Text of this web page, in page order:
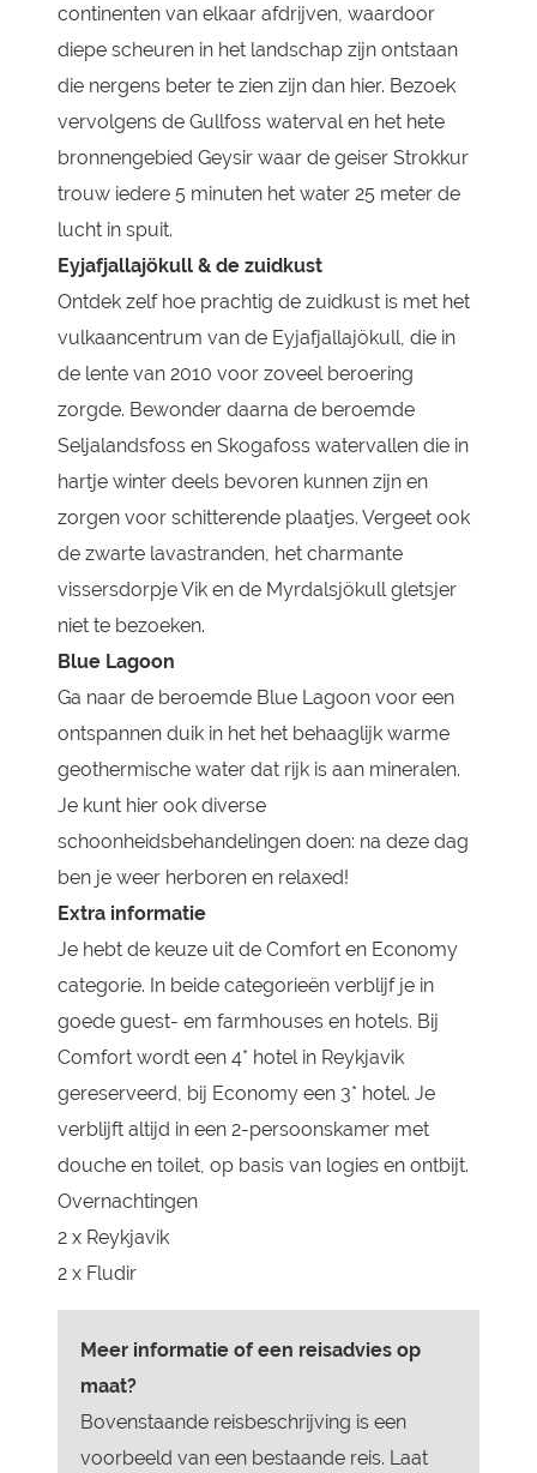
continenten van elkaar afdrijven, waardoor
diepe scheuren in het landschap zijn ontstaan
die nergens beter te zien zijn dan hier. Bezoek
vervolgens de Gullfoss waterval en het hete
bronnengebied Geysir waar de geiser Strokkur
trouw iedere 5 minuten het water 25 meter de
lucht in spuit.
Eyjafjallajökull & de zuidkust
Ontdek zelf hoe prachtig de zuidkust is met het
vulkaancentrum van de Eyjafjallajökull, die in
de lente van 2010 voor zoveel beroering
zorgde. Bewonder daarna de beroemde
Seljalandsfoss en Skogafoss watervallen die in
hartje winter deels bevoren kunnen zijn en
zorgen voor schitterende plaatjes. Vergeet ook
de zwarte lavastranden, het charmante
vissersdorpje Vik en de Myrdalsjökull gletsjer
niet te bezoeken.
Blue Lagoon
Ga naar de beroemde Blue Lagoon voor een
ontspannen duik in het het behaaglijk warme
geothermische water dat rijk is aan mineralen.
Je kunt hier ook diverse
schoonheidsbehandelingen doen: na deze dag
ben je weer herboren en relaxed!
Extra informatie
Je hebt de keuze uit de Comfort en Economy
categorie. In beide categorieën verblijf je in
goede guest- em farmhouses en hotels. Bij
Comfort wordt een 4* hotel in Reykjavik
gereserveerd, bij Economy een 3* hotel. Je
verblijft altijd in een 2-persoonskamer met
douche en toilet, op basis van logies en ontbijt.
Overnachtingen
2 x Reykjavik
2 x Fludir
Meer informatie of een reisadvies op
maat?
Bovenstaande reisbeschrijving is een
voorbeeld van een bestaande reis. Laat